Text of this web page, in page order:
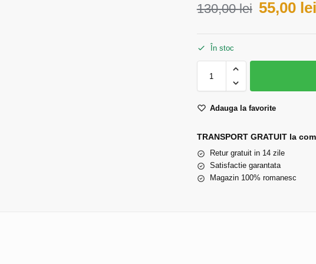
130,00lei 55,00 lei
În stoc
Adauga la favorite
TRANSPORT GRATUIT la
Retur gratuit in 14 zile
Satisfactie garantata
Magazin 100% romanesc